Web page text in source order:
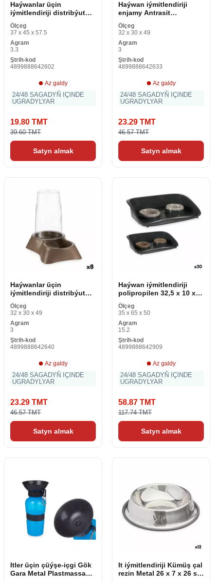
Haýwanlar üçin
iýmitlendiriji distribýutor
Gara polipropilen 3,5 L
21,5 x 32,5 x 32,5 sm (4
Ölçeg
37 x 45 x 57.5
Agram
3.3
Ştrih-kod
4899888642602
Az galdy
24/48 SAGADYŇ IÇINDE
UGRADYLYAR
19.80 TMT
39.60 TMT
Satyn almak
Haýwan iýmitlendiriji
enjamy Antrasit
plastmassa 1,5 L 16 x 25
x 24 sm (8 bölek)
Ölçeg
32 x 30 x 49
Agram
3
Ştrih-kod
4899888642633
Az galdy
24/48 SAGADYŇ IÇINDE
UGRADYLYAR
23.29 TMT
46.57 TMT
Satyn almak
Haýwanlar üçin
iýmitlendiriji distribýutor
Bej Plastik 1,5 L 16 x 24,5
x 24 sm (8 bölek)
Ölçeg
32 x 30 x 49
Agram
3
Ştrih-kod
4899888642640
Az galdy
24/48 SAGADYŇ IÇINDE
UGRADYLYAR
23.29 TMT
46.57 TMT
Satyn almak
Haýwan iýmitlendiriji
polipropilen 32,5 x 10 x
46,5 sm (30 bölek)
Ölçeg
35 x 65 x 50
Agram
15.2
Ştrih-kod
4899888642909
Az galdy
24/48 SAGADYŇ IÇINDE
UGRADYLYAR
58.87 TMT
117.74 TMT
Satyn almak
Itler üçin çüýşe-içgi Gök
Gara Metal Plastmassa
It iýmitlendiriji Kümüş çal
rezin Metal 26 x 7 x 26 sm